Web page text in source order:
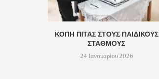
ΚΟΠΗ ΠΙΤΑΣ ΣΤΟΥΣ ΠΑΙΔΙΚΟΥΣ
ΣΤΑΘΜΟΥΣ
24 Ιανουαρίου 2026